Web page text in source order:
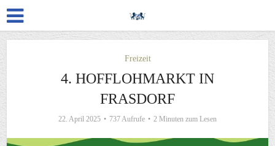
Freizeit
4. HOFFLOHMARKT IN
FRASDORF
22. April 2025 737 Aufrufe 2 Minuten zum Lesen